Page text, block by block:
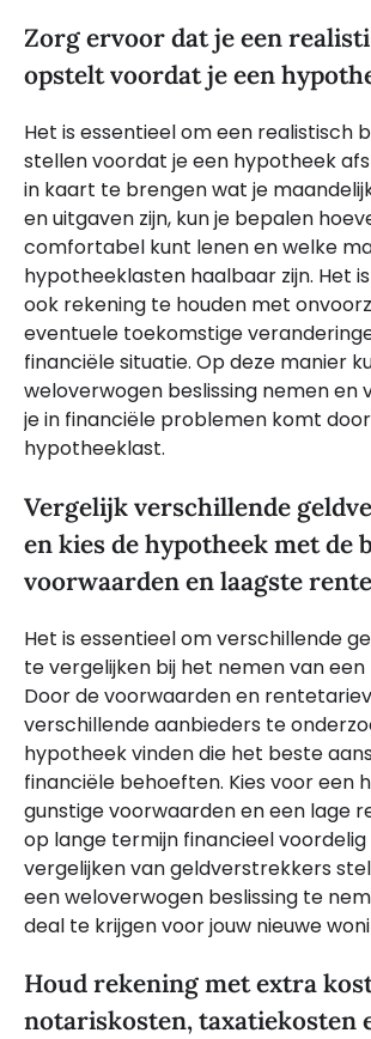
Zorg ervoor dat je een
opstelt voordat je een
Het is essentieel om een realistisch
stellen voordat je een hypotheek
in kaart te brengen wat je
en uitgaven zijn, kun je bepalen
comfortabel kunt lenen en welke
hypotheeklasten haalbaar zijn. Het
ook rekening te houden met
eventuele toekomstige
financiële situatie. Op deze manier
weloverwogen beslissing nemen en
je in financiële problemen komt
hypotheeklast.
Vergelijk verschillende
en kies de hypotheek met de
voorwaarden en laagste
Het is essentieel om verschillende
te vergelijken bij het nemen van
Door de voorwaarden en
verschillende aanbieders te
hypotheek vinden die het beste
financiële behoeften. Kies voor een
gunstige voorwaarden en een lage
op lange termijn financieel
vergelijken van geldverstrekkers
een weloverwogen beslissing te
deal te krijgen voor jouw nieuwe
Houd rekening met extra
notariskosten, taxatiekosten